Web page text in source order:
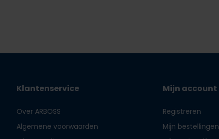
Klantenservice
Over ARBOSS
Algemene voorwaarden
Mijn account
Registreren
Mijn bestellingen